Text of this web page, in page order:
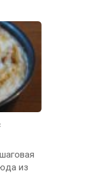
из